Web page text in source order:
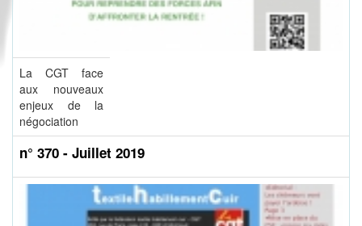
La CGT face
aux nouveaux
enjeux de la
négociation
n° 370 - Juillet 2019